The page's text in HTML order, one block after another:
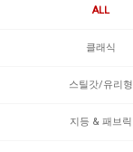
ALL
클래식
스틸갓/유리형
지등 & 패브릭